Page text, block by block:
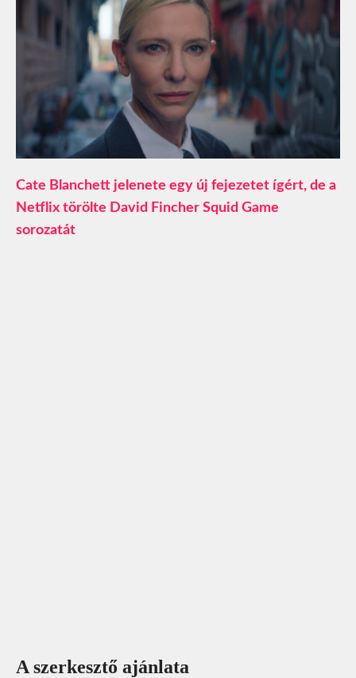
Cate Blanchett jelenete egy új fejezetet ígért, de a
Netflix törölte David Fincher Squid Game
sorozatát
A szerkesztő ajánlata